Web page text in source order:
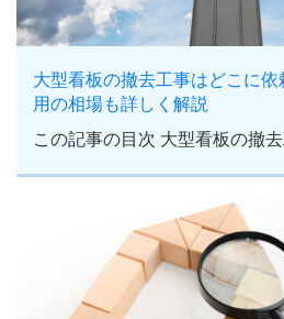
大型看板の撤去工事はどこに
用の相場も詳しく解説
この記事の目次 大型看板の撤